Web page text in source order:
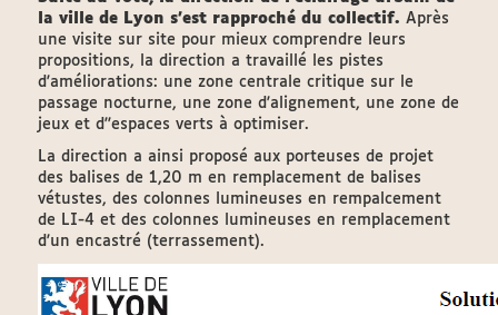
la ville de Lyon s'est rapproché du collectif. Après
une visite sur site pour mieux comprendre leurs
propositions, la direction a travaillé les pistes
d'améliorations: une zone centrale critique sur le
passage nocturne, une zone d'alignement, une zone de
jeux et d''espaces verts à optimiser.
La direction a ainsi proposé aux porteuses de projet
des balises de 1,20 m en remplacement de balises
vétustes, des colonnes lumineuses en rempalcement
de LI-4 et des colonnes lumineuses en remplacement
d'un encastré (terrassement).